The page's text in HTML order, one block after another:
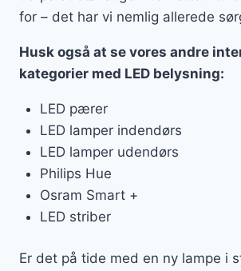
for – det har vi nemlig allerede
Husk også at se vores andre
kategorier med LED belysning:
LED pærer
LED lamper indendørs
LED lamper udendørs
Philips Hue
Osram Smart +
LED striber
Er det på tide med en ny lampe i